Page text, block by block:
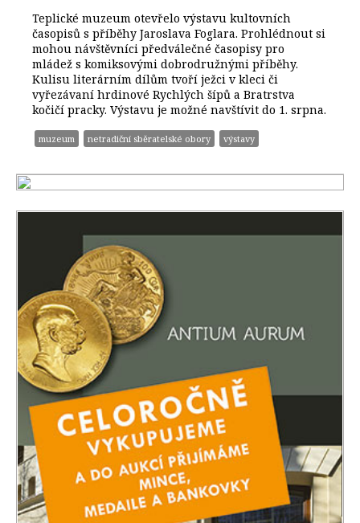
Teplické muzeum otevřelo výstavu kultovních
časopisů s příběhy Jaroslava Foglara. Prohlédnout si
mohou návštěvníci předválečné časopisy pro
mládež s komiksovými dobrodružnými příběhy.
Kulisu literárním dílům tvoří ježci v kleci či
vyřezávaní hrdinové Rychlých šípů a Bratrstva
kočičí pracky. Výstavu je možné navštívit do 1. srpna.
muzeum netradiční sběratelské obory výstavy